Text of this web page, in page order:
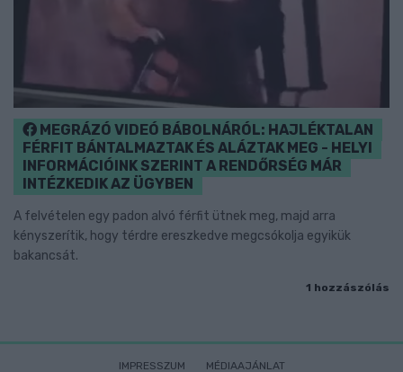
MEGRÁZÓ VIDEÓ BÁBOLNÁRÓL: HAJLÉKTALAN
FÉRFIT BÁNTALMAZTAK ÉS ALÁZTAK MEG - HELYI
INFORMÁCIÓINK SZERINT A RENDŐRSÉG MÁR
INTÉZKEDIK AZ ÜGYBEN
A felvételen egy padon alvó férfit ütnek meg, majd arra
kényszerítik, hogy térdre ereszkedve megcsókolja egyikük
bakancsát.
1 hozzászólás
IMPRESSZUM MÉDIAAJÁNLAT